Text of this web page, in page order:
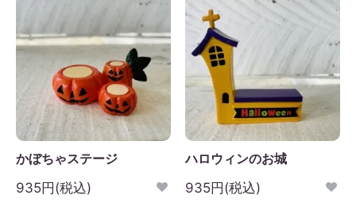
かぼちゃステージ
935円(税込)
ハロウィンのお城
935円(税込)